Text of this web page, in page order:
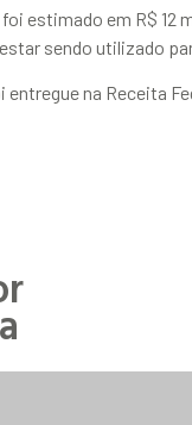
foi estimado em R$ 12
sendo utilizado
entregue na Receita